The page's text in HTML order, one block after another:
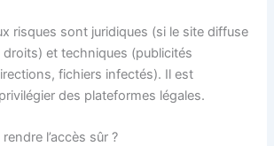
risques sont juridiques (si le site diffuse
et techniques (publicités
fichiers infectés). Il est
des plateformes légales.
l’accès sûr ?